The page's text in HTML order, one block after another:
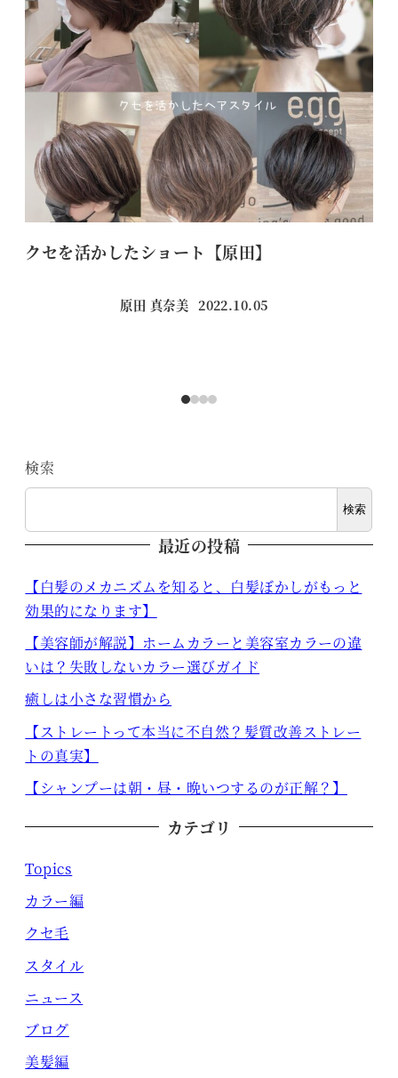
クセを活かしたショート【原田】
原田 真奈美 投稿日
2022.10.05
検索
検索
最近の投稿
【白髪のメカニズムを知ると、白髪ぼかしがもっと
効果的になります】
【美容師が解説】ホームカラーと美容室カラーの違
いは？失敗しないカラー選びガイド
癒しは小さな習慣から
【ストレートって本当に不自然？髪質改善ストレー
トの真実】
【シャンプーは朝・昼・晩いつするのが正解？】
カテゴリ
Topics
カラー編
クセ毛
スタイル
ニュース
ブログ
美髪編